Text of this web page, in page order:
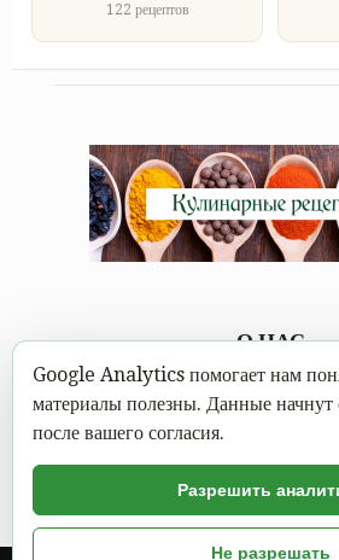
122 рецептов
О НАС
Каждому под силу научиться
современном мире это можно
кулинарными рецептами, выбрать
Google Analytics помогает нам
материалы полезны. Данные начнут
после вашего согласия.
Разрешить
Не разрешать